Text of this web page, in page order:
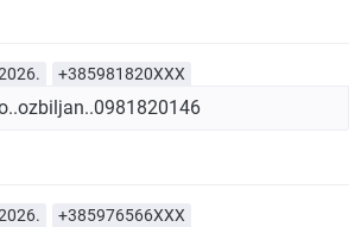
+385981820XXX
+385976566XXX